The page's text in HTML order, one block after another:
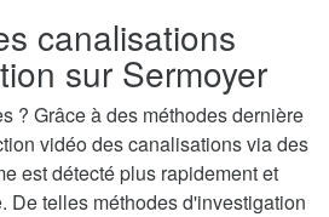
canalisations
sur Sermoyer
? Grâce à des méthodes dernière
vidéo des canalisations via des
est détecté plus rapidement et
De telles méthodes d'investigation